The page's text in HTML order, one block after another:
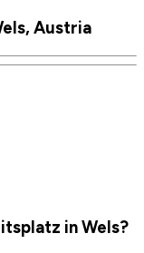
Austria
in Wels?